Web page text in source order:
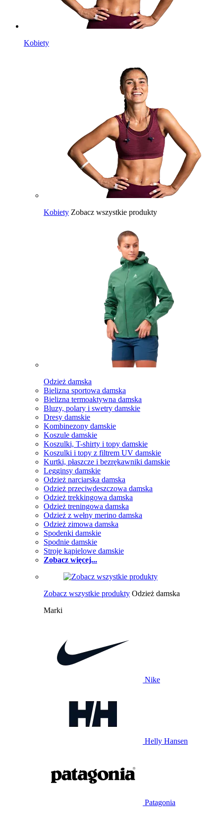
Kobiety
Kobiety Zobacz wszystkie produkty
Odzież damska
Bielizna sportowa damska
Bielizna termoaktywna damska
Bluzy, polary i swetry damskie
Dresy damskie
Kombinezony damskie
Koszule damskie
Koszulki, T-shirty i topy damskie
Koszulki i topy z filtrem UV damskie
Kurtki, płaszcze i bezrękawniki damskie
Legginsy damskie
Odzież narciarska damska
Odzież przeciwdeszczowa damska
Odzież trekkingowa damska
Odzież treningowa damska
Odzież z wełny merino damska
Odzież zimowa damska
Spodenki damskie
Spodnie damskie
Stroje kąpielowe damskie
Zobacz więcej...
Zobacz wszystkie produkty Odzież damska
Marki
Nike
Helly Hansen
Patagonia